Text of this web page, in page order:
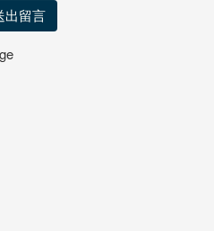
出留言